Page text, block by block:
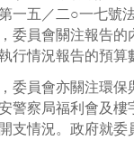
一五／二○一七號
委員會關注報告
行情況報告的預算
委員會亦關注環保
警察局福利會及
支情況。政府就